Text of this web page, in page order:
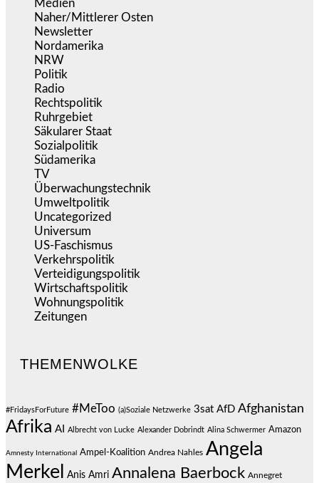
Medien
Naher/Mittlerer Osten
Newsletter
Nordamerika
NRW
Politik
Radio
Rechtspolitik
Ruhrgebiet
Säkularer Staat
Sozialpolitik
Südamerika
TV
Überwachungstechnik
Umweltpolitik
Uncategorized
Universum
US-Faschismus
Verkehrspolitik
Verteidigungspolitik
Wirtschaftspolitik
Wohnungspolitik
Zeitungen
THEMENWOLKE
#FridaysForFuture #MeToo (a)Soziale Netzwerke 3sat AfD Afghanistan
Afrika AI Albrecht von Lucke Alexander Dobrindt Alina Schwermer Amazon
Amnesty International Ampel-Koalition Andrea Nahles Angela
Merkel
Anis Amri Annalena Baerbock Annegret